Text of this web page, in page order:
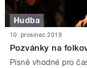
Hudba
10. prosinec 2019
Pozvánky na
Písně vhodné pro